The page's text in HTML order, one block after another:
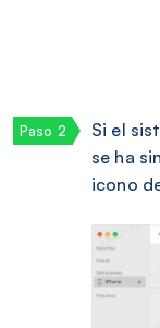
Si el
se ha
icono